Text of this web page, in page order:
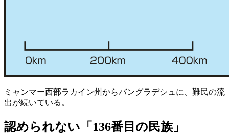
ミャンマー西部ラカイン州からバングラデシュに、難民の流
出が続いている。
認められない「136番目の民族」